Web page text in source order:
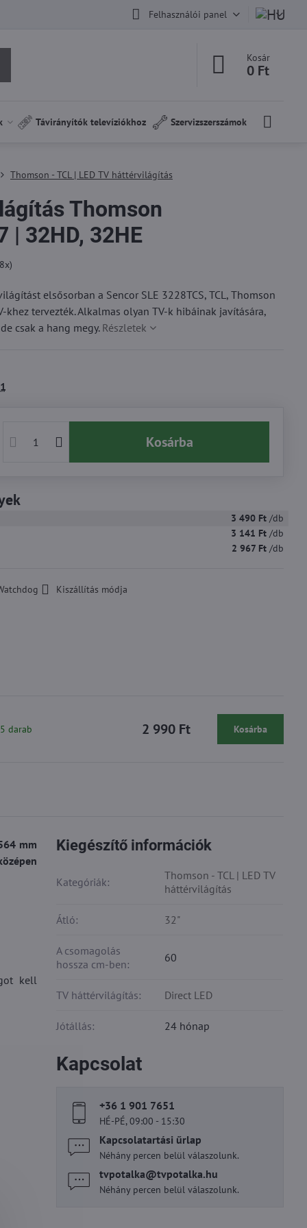
Felhasználói panel
Kosár
0 Ft
Távirányítók televíziókhoz Szervizszerszámok
Thomson - TCL | LED TV háttérvilágítás
Thomson
| 32HD, 32HE
x)
elsősorban a Sencor SLE 3228TCS, TCL, Thomson
khez tervezték. Alkalmas olyan TV-k hibáinak javítására,
csak a hang megy. Részletek
Kosárba
3 490 Ft /db
3 141 Ft /db
2 967 Ft /db
Kiszállítás módja
mm
kell
Kiegészítő információk
Kategóriák:
Thomson - TCL | LED TV
háttérvilágítás
Átló: 32"
A csomagolás
hossza cm-ben:
60
TV háttérvilágítás: Direct LED
Jótállás: 24 hónap
Kapcsolat
+36 1 901 7651
HÉ-PÉ, 09:00 - 15:30
Kapcsolatartási űrlap
Néhány percen belül válaszolunk.
tvpotalka​@tvpotalka​.hu
Néhány percen belül válaszolunk.
darab 2 990 Ft Kosárba